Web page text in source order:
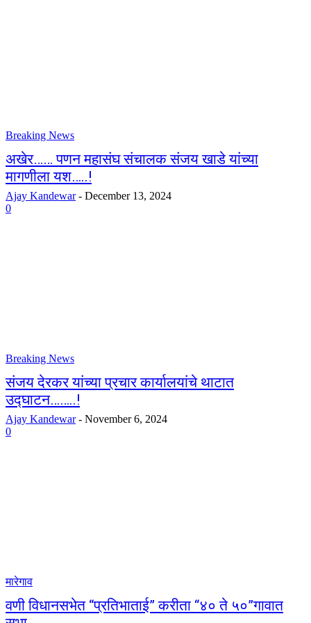
Breaking News
अखेर…… पणन महासंघ संचालक संजय खाडे यांच्या
मागणीला यश…..!
Ajay Kandewar - December 13, 2024
0
Breaking News
संजय देरकर यांच्या प्रचार कार्यालयांचे थाटात
उद्घाटन……..!
Ajay Kandewar - November 6, 2024
0
मारेगाव
वणी विधानसभेत “प्रतिभाताई” करीता “४० ते ५०”गावात